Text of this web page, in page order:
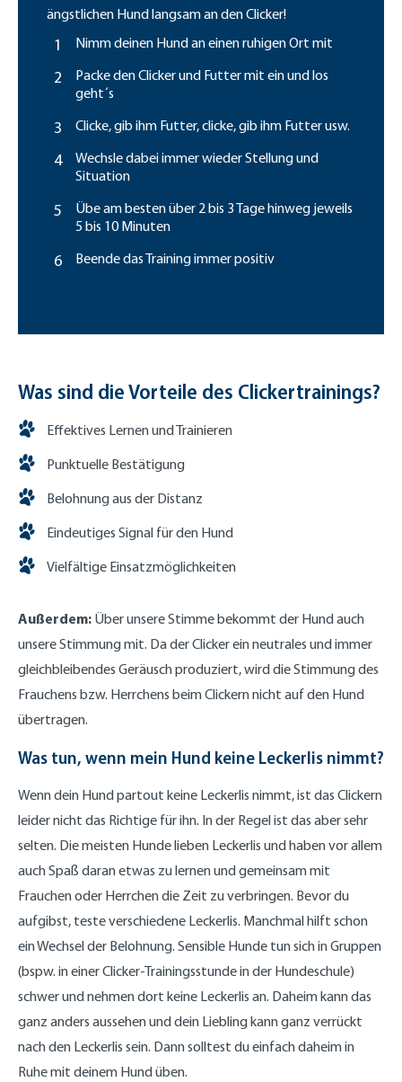
ängstlichen Hund langsam an den Clicker!
Nimm deinen Hund an einen ruhigen Ort mit
Packe den Clicker und Futter mit ein und los
geht´s
Clicke, gib ihm Futter, clicke, gib ihm Futter usw.
Wechsle dabei immer wieder Stellung und
Situation
Übe am besten über 2 bis 3 Tage hinweg jeweils
5 bis 10 Minuten
Beende das Training immer positiv
Was sind die Vorteile des Clickertrainings?
Effektives Lernen und Trainieren
Punktuelle Bestätigung
Belohnung aus der Distanz
Eindeutiges Signal für den Hund
Vielfältige Einsatzmöglichkeiten
Außerdem: Über unsere Stimme bekommt der Hund auch
unsere Stimmung mit. Da der Clicker ein neutrales und immer
gleichbleibendes Geräusch produziert, wird die Stimmung des
Frauchens bzw. Herrchens beim Clickern nicht auf den Hund
übertragen.
Was tun, wenn mein Hund keine Leckerlis nimmt?
Wenn dein Hund partout keine Leckerlis nimmt, ist das Clickern
leider nicht das Richtige für ihn. In der Regel ist das aber sehr
selten. Die meisten Hunde lieben Leckerlis und haben vor allem
auch Spaß daran etwas zu lernen und gemeinsam mit
Frauchen oder Herrchen die Zeit zu verbringen. Bevor du
aufgibst, teste verschiedene Leckerlis. Manchmal hilft schon
ein Wechsel der Belohnung. Sensible Hunde tun sich in Gruppen
(bspw. in einer Clicker-Trainingsstunde in der Hundeschule)
schwer und nehmen dort keine Leckerlis an. Daheim kann das
ganz anders aussehen und dein Liebling kann ganz verrückt
nach den Leckerlis sein. Dann solltest du einfach daheim in
Ruhe mit deinem Hund üben.